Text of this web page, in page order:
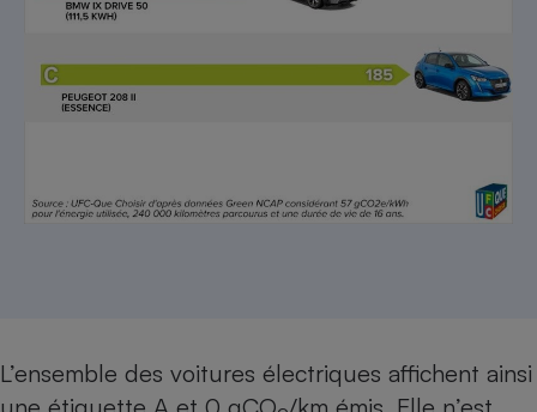
L’ensemble des voitures électriques affichent ainsi